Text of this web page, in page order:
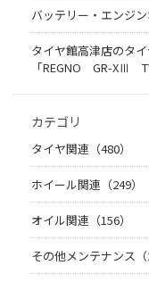
バッテリー・エンジ
タイヤ館高津店のタ
「REGNO GR-XⅢ
カテゴリ
タイヤ関連（480）
ホイール関連（249）
オイル関連（156）
その他メンテナンス（